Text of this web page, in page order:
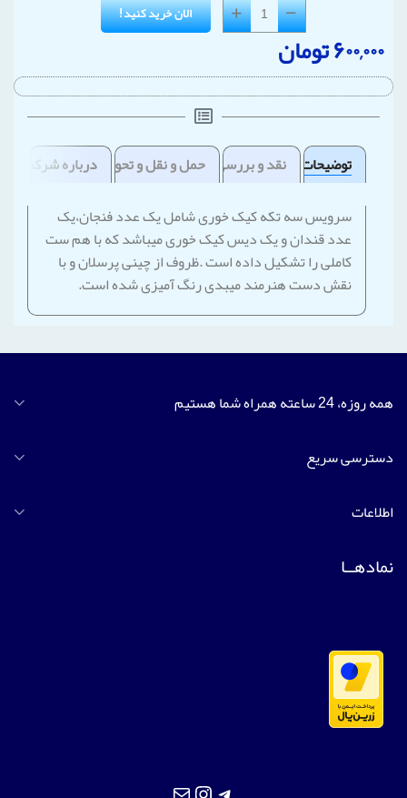
الان خرید کنید!
۶۰۰,۰۰۰تومان
توضیحات نقد و بررسی حمل و نقل و تحویل درباره شرکت
سرویس سه تکه کیک خوری شامل یک عدد فنجان،یک
عدد قندان و یک دیس کیک خوری میباشد که با هم ست
کاملی را تشکیل داده است .ظروف از چینی پرسلان و با
نقش دست هنرمند میبدی رنگ آمیزی شده است.
همه روزه، 24 ساعته همراه شما هستیم
دسترسی سریع
اطلاعات
نمادهــا